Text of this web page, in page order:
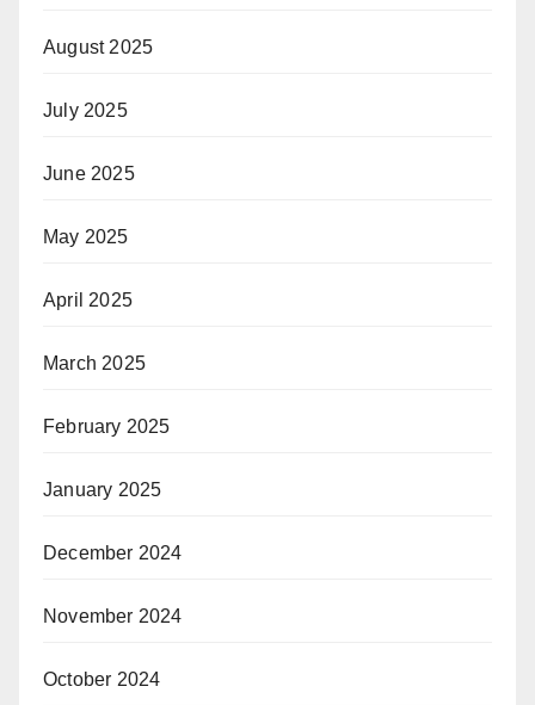
August 2025
July 2025
June 2025
May 2025
April 2025
March 2025
February 2025
January 2025
December 2024
November 2024
October 2024